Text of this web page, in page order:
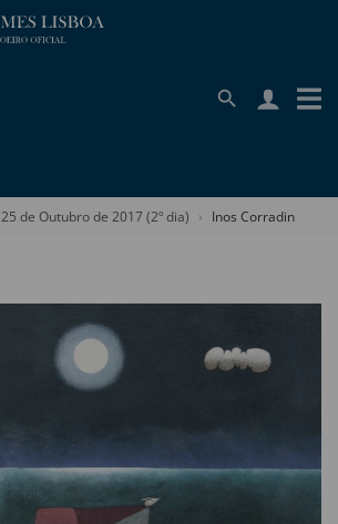
25 de Outubro de 2017 (2º dia) Inos Corradin